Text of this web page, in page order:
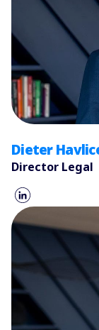
Dieter
Director Legal